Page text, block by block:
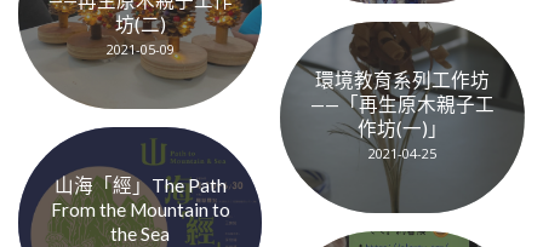
坊(二)
2021-05-09
環境教育系列工作坊
——「再生原木親子工
作坊(一)」
2021-04-25
山海「經」The Path
From the Mountain to
the Sea